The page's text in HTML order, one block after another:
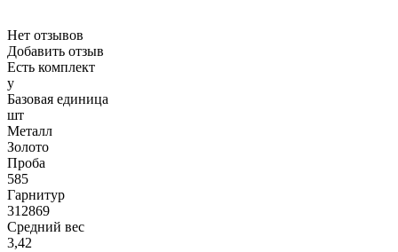
Нет отзывов
Добавить отзыв
Есть комплект
y
Базовая единица
шт
Металл
Золото
Проба
585
Гарнитур
312869
Средний вес
3,42